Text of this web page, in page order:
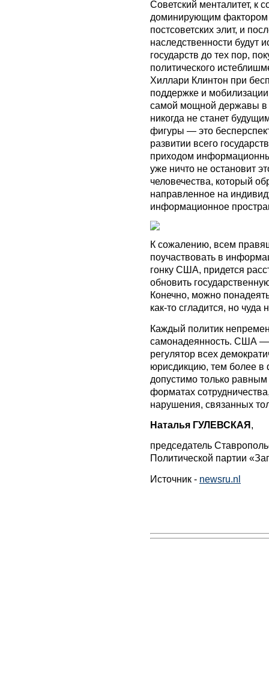
Советский менталитет, к
доминирующим
постсоветских элит, и
наследственности будут
государств до тех пор,
политического
Хиллари Клинтон при
поддержке и
самой мощной державы в
никогда не станет
фигуры — это
развитии всего
приходом
уже ничто не остановит
человечества, который
направленное на
информационное
К сожалению, всем
поучаствовать в
гонку США, придется
обновить
Конечно, можно
как-то сгладится, но чуда
Каждый политик
самонадеянность. США —
регулятор всех
юрисдикцию, тем более в
допустимо только
форматах
нарушения, связанных
Наталья ГУЛЕВСКАЯ,
председатель
Политической партии
Источник - newsru.nl